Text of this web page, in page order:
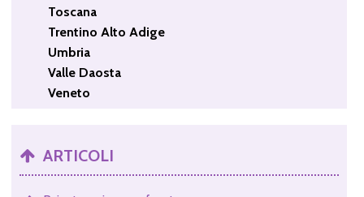
Toscana
Trentino Alto Adige
Umbria
Valle Daosta
Veneto
ARTICOLI